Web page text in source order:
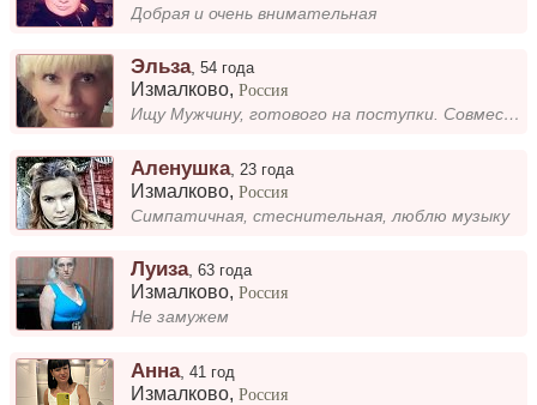
Добрая и очень внимательная
Эльза,54 года
Измалково,Россия
Ищу Мужчину, готового на поступки. Совместный отдых. Доброго.
Аленушка, 23 года
Измалково,Россия
Симпатичная, стеснительная, люблю музыку
Луиза,63 года
Измалково,Россия
Не замужем
Aнна,41 год
Измалково,Россия